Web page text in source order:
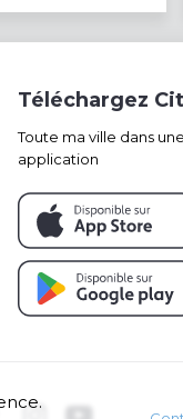
Téléchargez
Toute ma ville dans
application